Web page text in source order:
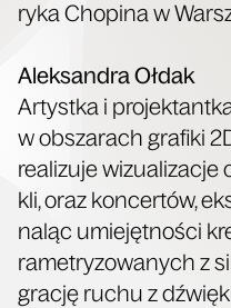
ry­ka Cho­pi­na w
Alek­san­dra Ołdak
Artyst­ka i
w obsza­rach gra­fi­ki
reali­zu­je
kli, oraz kon­cer­tów,
na­ląc umie­jęt­no­ści
ra­me­try­zo­wa­nych z
gra­cję ruchu z